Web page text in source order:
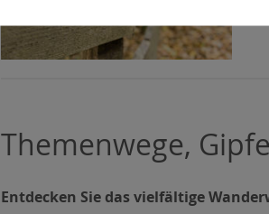
Themenwege,
Entdecken Sie das vielfältige